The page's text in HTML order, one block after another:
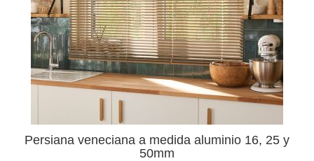
Persiana veneciana a medida aluminio 16, 25 y
50mm